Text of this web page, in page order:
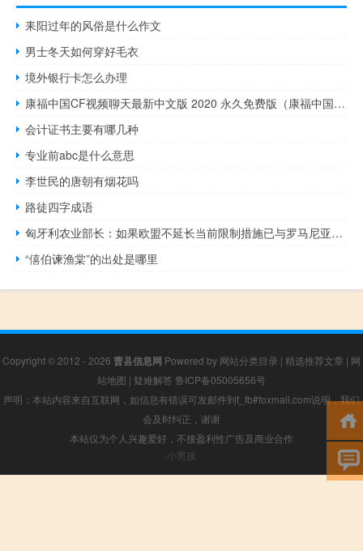
耒阳过年的风俗是什么作文
男士冬天如何穿好毛衣
境外银行卡怎么办理
康福中国CF视频聊天最新中文版 2020 永久免费版（康福中国CF视频聊天最新中文版 2020 永久免费版功能简介）
会计证书主要有哪几种
专业前abc是什么意思
李世民的唐朝有烟花吗
路徒四字成语
匈牙利农业部长：如果欧盟不延长当前限制措施已与罗马尼亚、斯洛伐克和保加利亚农业部长达成一致将单方面延长对乌克兰谷物的进口禁令至9月15日以后
“僖伯谏渔棠”的出处是哪里
Copyright © 2012 - 2026 曹县信息网 Powered by 网站分类目录 | 精选推荐文章 | 网
站地图 | 疑难解答 鲁ICP备05005656号
声明：本站内容来自互联网，如信息有错误可发邮件到f_fb#foxmail.com说明，我们
会及时纠正，谢谢
本站仅为个人兴趣爱好，不接盈利性广告及商业合作
小男孩